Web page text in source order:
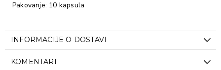
Pakovanje: 10 kapsula
INFORMACIJE O DOSTAVI
KOMENTARI